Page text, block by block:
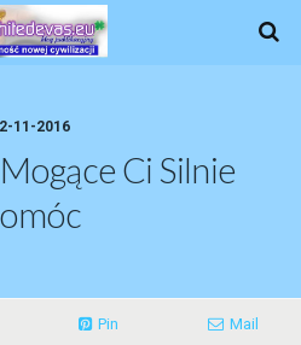
11-2016
Ci Silnie
Pin Mail